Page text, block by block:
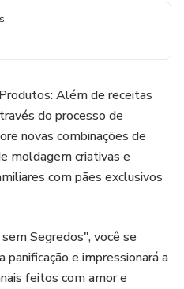
Além de receitas
do processo de
novas combinações de
moldagem criativas e
com pães exclusivos
Segredos", você se
e impressionará a
feitos com amor e